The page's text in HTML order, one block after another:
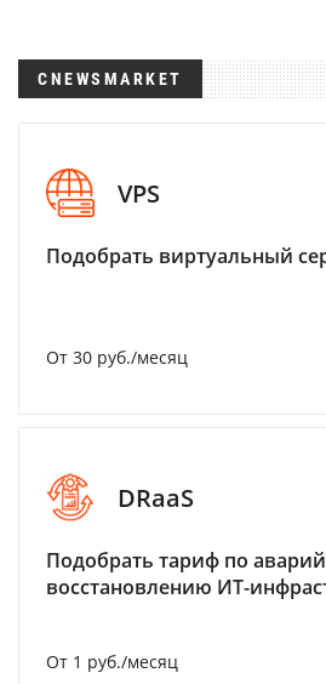
CNEWSMARKET
VPS
Подобрать виртуальный
От 30 руб./месяц
DRaaS
Подобрать тариф по
восстановлению ИТ-
От 1 руб./месяц